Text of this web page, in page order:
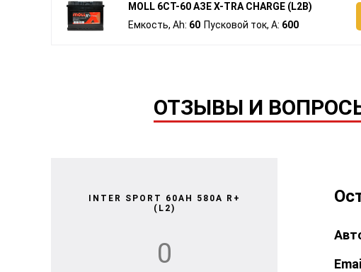
MOLL 6СТ-60 АЗЕ X-TRA CHARGE (L2B)
Емкость, Ah: 60 Пусковой ток, A: 600
ОТЗЫВЫ И ВОПРОСЫ
INTER SPORT 60AH 580A R+
(L2)
0